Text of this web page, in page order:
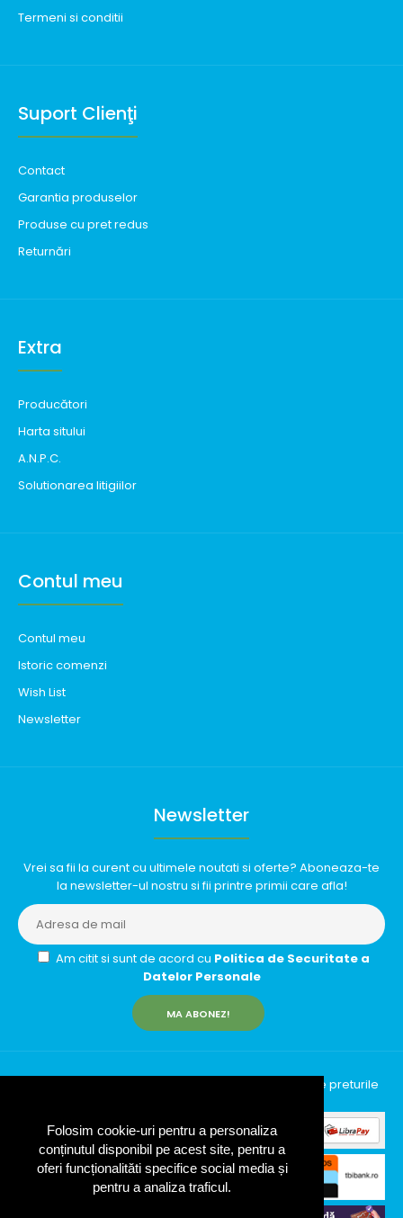
Folosim cookie-uri pentru a personaliza
conținutul disponibil pe acest site, pentru a
oferi funcționalităti specifice social media și
pentru a analiza traficul.
Termeni si conditii
Suport Clienţi
Contact
Garantia produselor
Produse cu pret redus
Returnări
Extra
Producători
Harta sitului
A.N.P.C.
Solutionarea litigiilor
Contul meu
Contul meu
Istoric comenzi
Wish List
Newsletter
Newsletter
Vrei sa fii la curent cu ultimele noutati si oferte? Aboneaza-te
la newsletter-ul nostru si fii printre primii care afla!
Am citit si sunt de acord cu Politica de Securitate a
Datelor Personale
MA ABONEZ!
InfinityRun © 2026 Toate drepturile rezervate | Toate preturile